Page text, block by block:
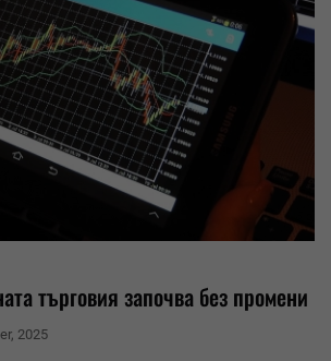
търговия започва без промени
2025